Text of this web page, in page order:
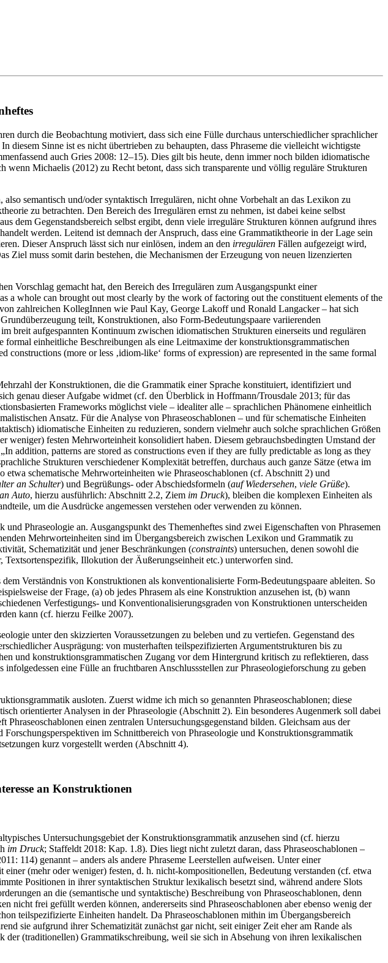
durch die Beobachtung motiviert, dass sich eine Fülle durchaus unterschiedlicher sprachlicher
diesem Sinne ist es nicht übertrieben zu behaupten, dass Phraseme die vielleicht wichtigste
auch Gries 2008: 12–15). Dies gilt bis heute, denn immer noch bilden idiomatische
Michaelis (2012) zu Recht betont, dass sich transparente und völlig reguläre Strukturen
semantisch und/oder syntaktisch Irregulären, nicht ohne Vorbehalt an das Lexikon zu
zu betrachten. Den Bereich des Irregulären ernst zu nehmen, ist dabei keine selbst
dem Gegenstandsbereich selbst ergibt, denn viele irreguläre Strukturen können aufgrund ihres
werden. Leitend ist demnach der Anspruch, dass eine Grammatiktheorie in der Lage sein
Dieser Anspruch lässt sich nur einlösen, indem an den irregulären Fällen aufgezeigt wird,
Ziel muss somit darin bestehen, die Mechanismen der Erzeugung von neuen lizenzierten
Vorschlag gemacht hat, den Bereich des Irregulären zum Ausgangspunkt einer
a whole can brought out most clearly by the work of factoring out the constituent elements of the
zahlreichen KollegInnen wie Paul Kay, George Lakoff und Ronald Langacker – hat sich
teilt, Konstruktionen, also Form-Bedeutungspaare variierenden
breit aufgespannten Kontinuum zwischen idiomatischen Strukturen einerseits und regulären
einheitliche Beschreibungen als eine Leitmaxime der konstruktionsgrammatischen
(more or less ‚idiom-like‘ forms of expression) are represented in the same formal
der Konstruktionen, die die Grammatik einer Sprache konstituiert, identifiziert und
genau dieser Aufgabe widmet (cf. den Überblick in Hoffmann/Trousdale 2013; für das
Frameworks möglichst viele – idealiter alle – sprachlichen Phänomene einheitlich
Ansatz. Für die Analyse von Phraseoschablonen – und für schematische Einheiten
idiomatische Einheiten zu reduzieren, sondern vielmehr auch solche sprachlichen Größen
weniger) festen Mehrworteinheit konsolidiert haben. Diesem gebrauchsbedingten Umstand der
patterns are stored as constructions even if they are fully predictable as long as they
Strukturen verschiedener Komplexität betreffen, durchaus auch ganze Sätze (etwa im
schematische Mehrworteinheiten wie Phraseoschablonen (cf. Abschnitt 2) und
an Schulter) und Begrüßungs- oder Abschiedsformeln (auf Wiedersehen, viele Grüße).
Auto, hierzu ausführlich: Abschnitt 2.2, Ziem im Druck), bleiben die komplexen Einheiten als
um die Ausdrücke angemessen verstehen oder verwenden zu können.
Phraseologie an. Ausgangspunkt des Themenheftes sind zwei Eigenschaften von Phrasemen
Mehrworteinheiten sind im Übergangsbereich zwischen Lexikon und Grammatik zu
Schematizität und jener Beschränkungen (constraints) untersuchen, denen sowohl die
Illokution der Äußerungseinheit etc.) unterworfen sind.
Verständnis von Konstruktionen als konventionalisierte Form-Bedeutungspaare ableiten. So
der Frage, (a) ob jedes Phrasem als eine Konstruktion anzusehen ist, (b) wann
Verfestigungs- und Konventionalisierungsgraden von Konstruktionen unterscheiden
kann (cf. hierzu Feilke 2007).
unter den skizzierten Voraussetzungen zu beleben und zu vertiefen. Gegenstand des
Ausprägung: von musterhaften teilspezifizierten Argumentstrukturen bis zu
und konstruktionsgrammatischen Zugang vor dem Hintergrund kritisch zu reflektieren, dass
eine Fülle an fruchtbaren Anschlussstellen zur Phraseologieforschung zu geben
ausloten. Zuerst widme ich mich so genannten Phraseoschablonen; diese
orientierter Analysen in der Phraseologie (Abschnitt 2). Ein besonderes Augenmerk soll dabei
einen zentralen Untersuchungsgegenstand bilden. Gleichsam aus der
im Schnittbereich von Phraseologie und Konstruktionsgrammatik
kurz vorgestellt werden (Abschnitt 4).
an Konstruktionen
Untersuchungsgebiet der Konstruktionsgrammatik anzusehen sind (cf. hierzu
im Druck; Staffeldt 2018: Kap. 1.8). Dies liegt nicht zuletzt daran, dass Phraseoschablonen –
114) genannt – anders als andere Phraseme Leerstellen aufweisen. Unter einer
(mehr oder weniger) festen, d. h. nicht-kompositionellen, Bedeutung verstanden (cf. etwa
Positionen in ihrer syntaktischen Struktur lexikalisch besetzt sind, während andere Slots
an die (semantische und syntaktische) Beschreibung von Phraseoschablonen, denn
nicht frei gefüllt werden können, andererseits sind Phraseoschablonen aber ebenso wenig der
teilspezifizierte Einheiten handelt. Da Phraseoschablonen mithin im Übergangsbereich
sie aufgrund ihrer Schematizität zunächst gar nicht, seit einiger Zeit eher am Rande als
der (traditionellen) Grammatikschreibung, weil sie sich in Absehung von ihren lexikalischen